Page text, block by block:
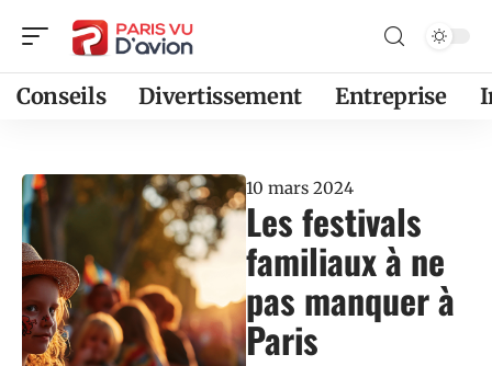
Conseils Divertissement Entreprise
10 mars 2024
Les festivals
familiaux à ne
pas manquer à
Paris